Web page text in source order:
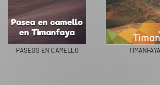
PASEOS EN CAMELLO TIMANFAYA